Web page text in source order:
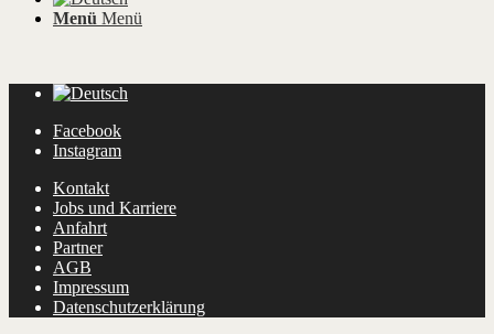
Menü Menü
Facebook
Instagram
Kontakt
Jobs und Karriere
Anfahrt
Partner
AGB
Impressum
Datenschutzerklärung